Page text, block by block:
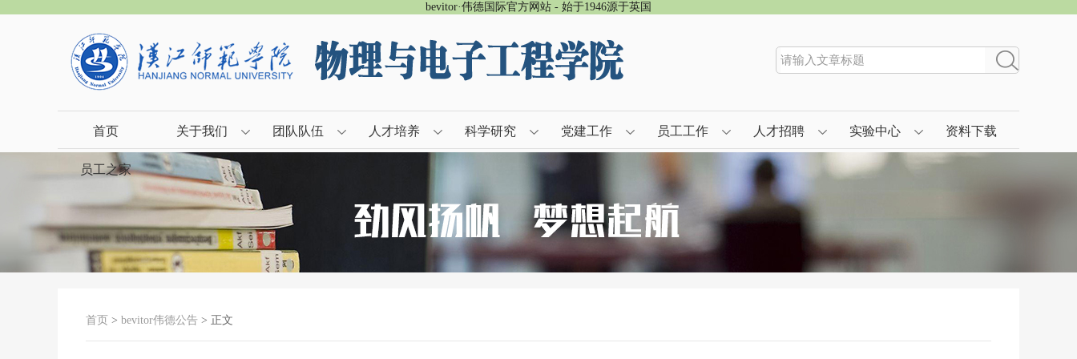
bevitor·伟德国际官方网站 - 始于1946源于英国
首页 关于我们 团队队伍 人才培养 科学研究 党建工作 员工工作 人才招聘 实验中心 资料下载
员工之家
首页 > bevitor伟德公告 > 正文